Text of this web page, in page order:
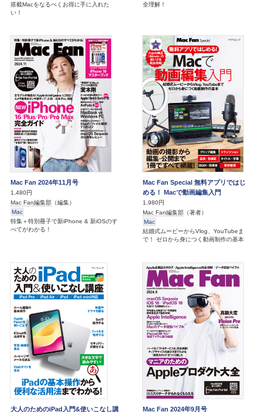
搭載Macをなるべくお得に手に入れた
い！
全理解！
Mac Fan 2024年11月号
1,480円
Mac Fan編集部 （編集）
Mac
特集＋特別冊子で新iPhone & 新iOSのす
べてがわかる！
Mac Fan Special 無料アプリではじ
める！ Macで動画編集入門
1,980円
Mac Fan編集部 （著者）
Mac
結婚式ムービーからVlog、YouTubeま
で！ ゼロから身につく動画制作の基本
大人のためのiPad入門&使いこなし講
Mac Fan 2024年9月号